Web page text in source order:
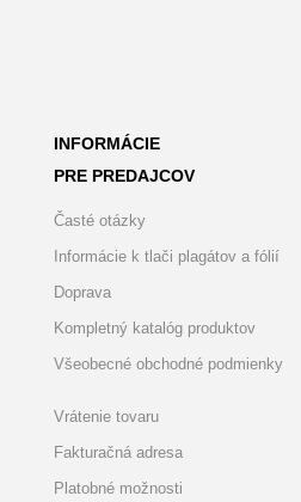
INFORMÁCIE
PRE PREDAJCOV
Časté otázky
Informácie k tlači plagátov a fólií
Doprava
Kompletný katalóg produktov
Všeobecné obchodné podmienky
Vrátenie tovaru
Fakturačná adresa
Platobné možnosti